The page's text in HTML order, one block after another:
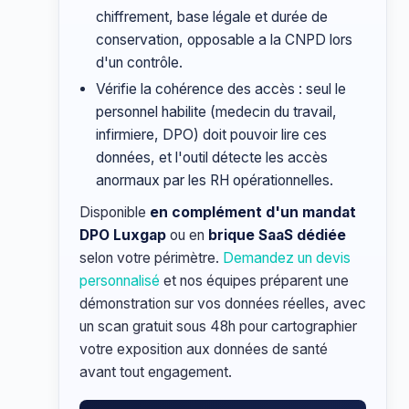
chiffrement, base légale et durée de
conservation, opposable a la CNPD lors
d'un contrôle.
Vérifie la cohérence des accès : seul le
personnel habilite (medecin du travail,
infirmiere, DPO) doit pouvoir lire ces
données, et l'outil détecte les accès
anormaux par les RH opérationnelles.
Disponible en complément d'un mandat
DPO Luxgap ou en brique SaaS dédiée
selon votre périmètre. Demandez un devis
personnalisé et nos équipes préparent une
démonstration sur vos données réelles, avec
un scan gratuit sous 48h pour cartographier
votre exposition aux données de santé
avant tout engagement.